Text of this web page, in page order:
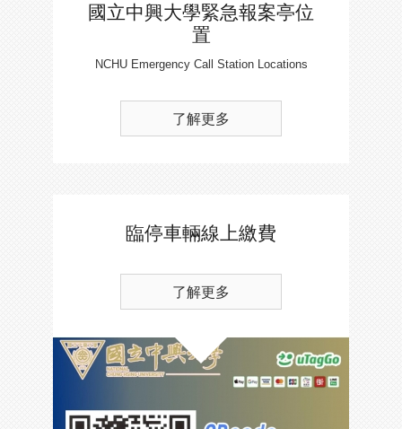
國立中興大學緊急報案亭位
置
NCHU Emergency Call Station Locations
了解更多
臨停車輛線上繳費
了解更多